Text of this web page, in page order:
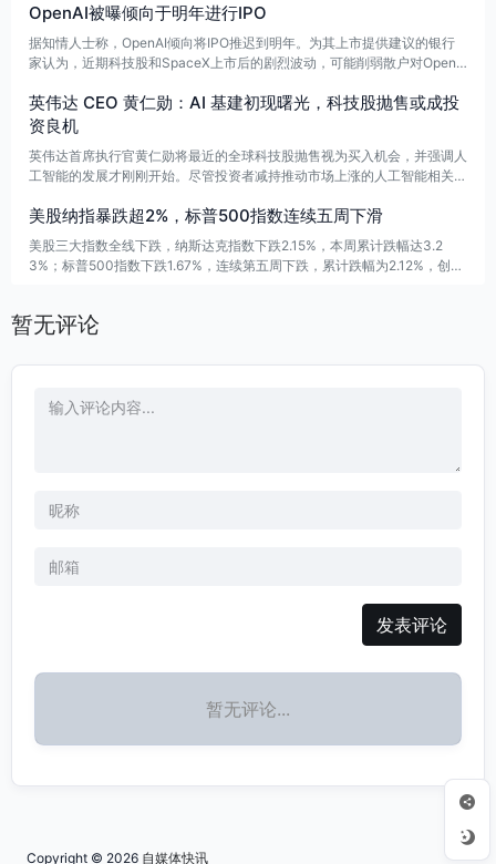
存储和传输能力提升。
OpenAI被曝倾向于明年进行IPO
据知情人士称，OpenAI倾向将IPO推迟到明年。为其上市提供建议的银行
家认为，近期科技股和SpaceX上市后的剧烈波动，可能削弱散户对OpenA
表示以私营公司身份推进部分事项或更容易。
英伟达 CEO 黄仁勋：AI 基建初现曙光，科技股抛售或成投
资良机
英伟达首席执行官黄仁勋将最近的全球科技股抛售视为买入机会，并强调人
工智能的发展才刚刚开始。尽管投资者减持推动市场上涨的人工智能相关资
此同时，英伟达与韩国SK海力士达成多年合作协议，共同研发新一代人工
变人们的工作和生活方式。
美股纳指暴跌超2%，标普500指数连续五周下滑
美股三大指数全线下跌，纳斯达克指数下跌2.15%，本周累计跌幅达3.2
3%；标普500指数下跌1.67%，连续第五周下跌，累计跌幅为2.12%，创下
谷歌、微软、英特尔和英伟达等公司股价均下跌超过2%。
暂无评论
发表评论
暂无评论...
Copyright © 2026 自媒体快讯